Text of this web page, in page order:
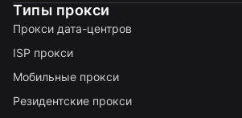
Типы прокси
Прокси дата-центров
ISP прокси
Мобильные прокси
Резидентские прокси